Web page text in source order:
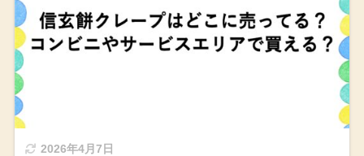
2026年4月7日